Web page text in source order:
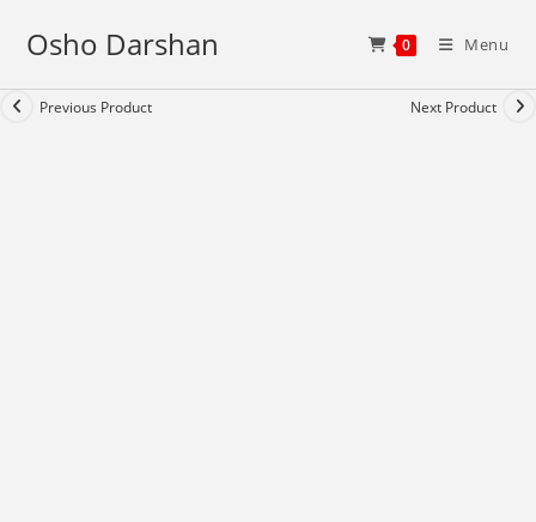
Osho Darshan 0 Menu
Previous Product Next Product